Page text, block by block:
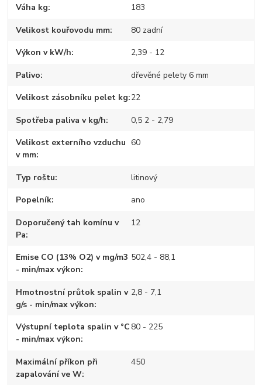
Váha kg 183
Velikost kouřovodu mm 80 zadní
Výkon v kW/h 2,39 - 12
Palivo dřevěné pelety 6 mm
Velikost zásobníku pelet kg 22
Spotřeba paliva v kg/h 0,5 2 - 2,79
Velikost externího vzduchu
v mm
60
Typ roštu litinový
Popelník ano
Doporučený tah komínu v
Pa
12
Emise CO (13% O2) v mg/m3
- min/max výkon
502,4 - 88,1
Hmotnostní průtok spalin v
g/s - min/max výkon
2,8 - 7,1
Výstupní teplota spalin v °C
- min/max výkon
80 - 225
Maximální příkon při
zapalování ve W
450